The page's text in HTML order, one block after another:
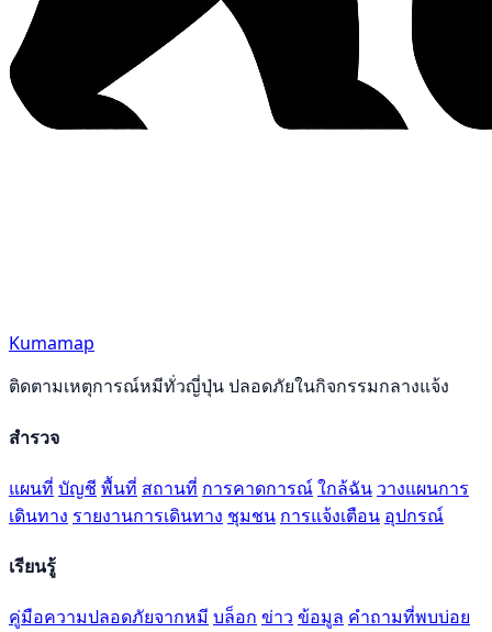
Kumamap
ติดตามเหตุการณ์หมีทั่วญี่ปุ่น ปลอดภัยในกิจกรรมกลางแจ้ง
สำรวจ
แผนที่ บัญชี พื้นที่ สถานที่ การคาดการณ์ใกล้ฉัน วางแผนการ
เดินทาง รายงานการเดินทาง ชุมชน การแจ้งเตือน อุปกรณ์
เรียนรู้
คู่มือความปลอดภัยจากหมี บล็อก ข่าว ข้อมูล คำถามที่พบบ่อย